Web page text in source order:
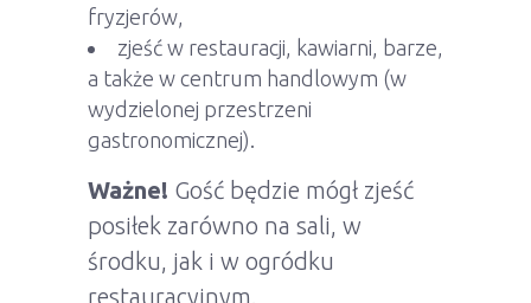
fryzjerów,
zjeść w restauracji, kawiarni, barze,
a także w centrum handlowym (w
wydzielonej przestrzeni
gastronomicznej).
Ważne! Gość będzie mógł zjeść
posiłek zarówno na sali, w
środku, jak i w ogródku
restauracyjnym.